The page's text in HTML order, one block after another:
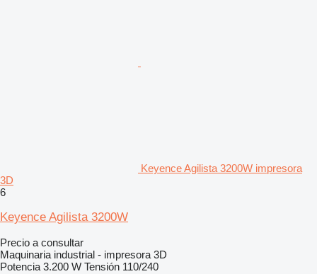
Keyence Agilista 3200W impresora
3D
6
Keyence Agilista 3200W
Precio a consultar
Maquinaria industrial - impresora 3D
Potencia 3.200 W Tensión 110/240